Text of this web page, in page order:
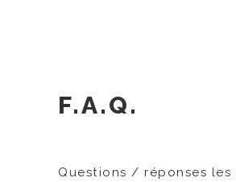
F.A.Q.
Questions / réponses